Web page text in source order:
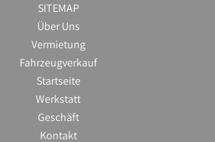
SITEMAP
Über Uns
Vermietung
Fahrzeugverkauf
Startseite
Werkstatt
Geschäft
Kontakt